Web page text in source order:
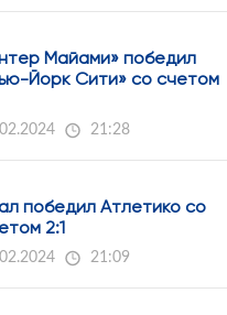
Майами» победил
Йорк Сити» со счетом
21:28
победил Атлетико со
2:1
21:09